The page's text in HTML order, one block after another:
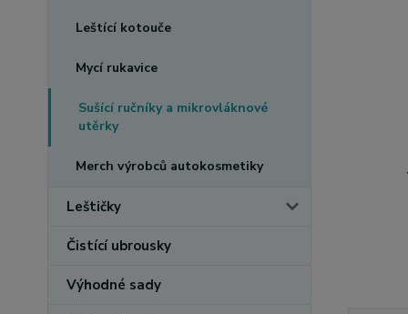
Leštící kotouče
Mycí rukavice
Sušící ručníky a mikrovláknové
utěrky
Merch výrobců autokosmetiky
Leštičky
Čistící ubrousky
Výhodné sady